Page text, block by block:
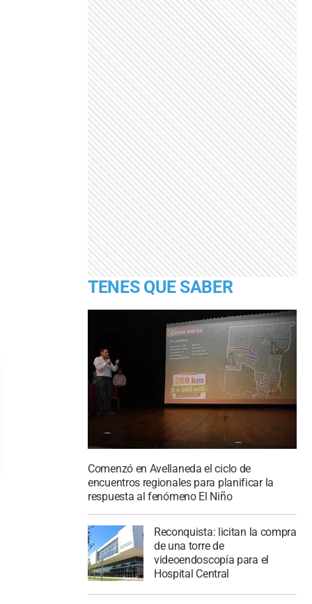
TENES QUE SABER
Comenzó en Avellaneda el ciclo de
encuentros regionales para planificar la
respuesta al fenómeno El Niño
Reconquista: licitan la compra
de una torre de
videoendoscopía para el
Hospital Central